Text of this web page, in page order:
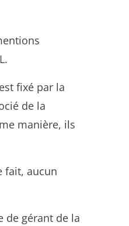
fixé par la
de la
manière, ils
fait, aucun
de gérant de la